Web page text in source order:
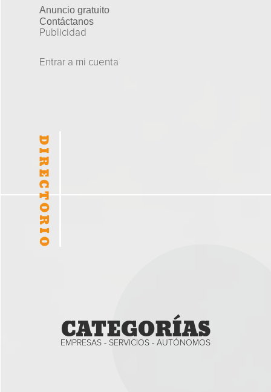
Anuncio gratuito
Contáctanos
Publicidad
Entrar a mi cuenta
CATEGORÍAS
EMPRESAS - SERVICIOS - AUTÓNOMOS